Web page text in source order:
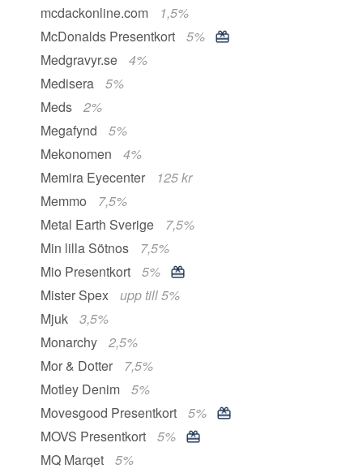
mcdackonline.com
1,5%
McDonalds Presentkort
5%
Medgravyr.se
4%
Medisera
5%
Meds
2%
Megafynd
5%
Mekonomen
4%
Memira Eyecenter
125 kr
Memmo
7,5%
Metal Earth Sverige
7,5%
Min lilla Sötnos
7,5%
Mio Presentkort
5%
Mister Spex
upp till 5%
Mjuk
3,5%
Monarchy
2,5%
Mor & Dotter
7,5%
Motley Denim
5%
Movesgood Presentkort
5%
MOVS Presentkort
5%
MQ Marqet
5%